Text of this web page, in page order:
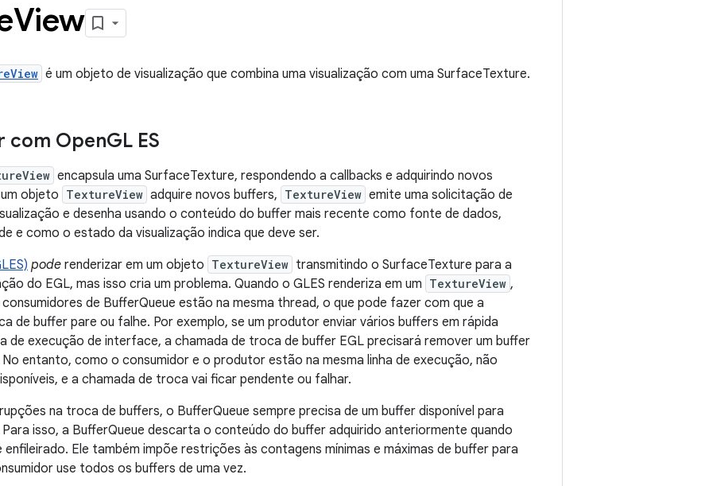
View
é um objeto de visualização que combina uma visualização com uma SurfaceTexture.
com OpenGL ES
encapsula uma SurfaceTexture, respondendo a callbacks e adquirindo novos
objeto TextureView adquire novos buffers, TextureView emite uma solicitação de
e desenha usando o conteúdo do buffer mais recente como fonte de dados,
e como o estado da visualização indica que deve ser.
pode renderizar em um objeto TextureView transmitindo o SurfaceTexture para a
do EGL, mas isso cria um problema. Quando o GLES renderiza em um TextureView ,
de BufferQueue estão na mesma thread, o que pode fazer com que a
de buffer pare ou falhe. Por exemplo, se um produtor enviar vários buffers em rápida
de execução de interface, a chamada de troca de buffer EGL precisará remover um buffer
entanto, como o consumidor e o produtor estão na mesma linha de execução, não
e a chamada de troca vai ficar pendente ou falhar.
na troca de buffers, o BufferQueue sempre precisa de um buffer disponível para
isso, a BufferQueue descarta o conteúdo do buffer adquirido anteriormente quando
enfileirado. Ele também impõe restrições às contagens mínimas e máximas de buffer para
use todos os buffers de uma vez.